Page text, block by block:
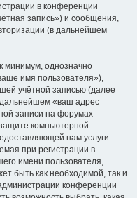
в конференции
запись») и сообщения,
(в дальнейшем
минимум, однозначно
имя пользователя»),
учётной записью (далее
«ваш адрес
записи на форумах
компьютерной
нам услуги
при регистрации в
имени пользователя,
быть как необходимой, так и
конференции